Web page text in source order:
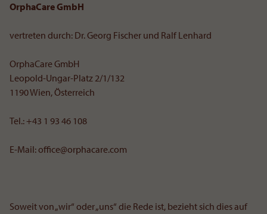
OrphaCare GmbH
vertreten durch: Dr. Georg Fischer und Ralf Lenhard
OrphaCare GmbH
Leopold-Ungar-Platz 2/1/132
1190 Wien, Österreich
Tel.: +43 1 93 46 108
E-Mail: office@orphacare.com
Soweit von „wir“ oder „uns“ die Rede ist, bezieht sich dies auf